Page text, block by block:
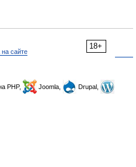
18+
сайте
PHP, Joomla,
Drupal,